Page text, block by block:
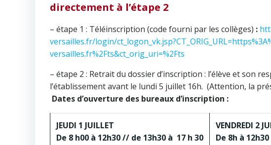
directement à l’étape 2
– étape 1 : Téléinscription (code fourni par les collèges) :
versailles.fr/login/
versailles.fr%2Fts&ct_orig_uri=%2Fts
– étape 2 : Retrait du dossier d’inscription : l’élève et son
l’établissement avant le lundi 5 juillet 16h. (Attention, la
Dates d’ouverture des bureaux d’inscription :
JEUDI 1 JUILLET
De 8 h00 à 12h30 // de 13h30 à 17 h 30
VENDREDI 2
De 8h à 12h30